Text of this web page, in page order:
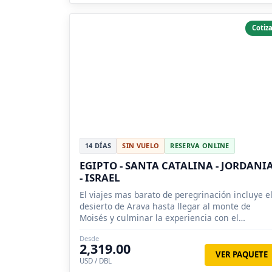
14 DÍAS SIN VUELO RESERVA ONLINE
EGIPTO - SANTA CATALINA -
- ISRAEL
El viajes mas barato de peregrinación incluye el
desierto de Arava hasta llegar al monte de
Moisés y culminar la experiencia con el
Desde
2,319.00
USD / DBL
VER PAQUETE